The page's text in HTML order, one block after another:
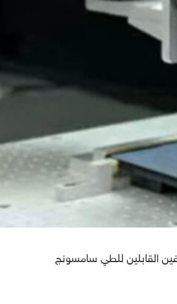
القابلين للطي سامسونج